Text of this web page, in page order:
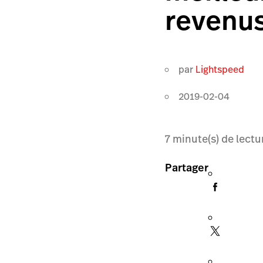
par Lightspeed
2019-02-04
7 minute(s) de
Partager